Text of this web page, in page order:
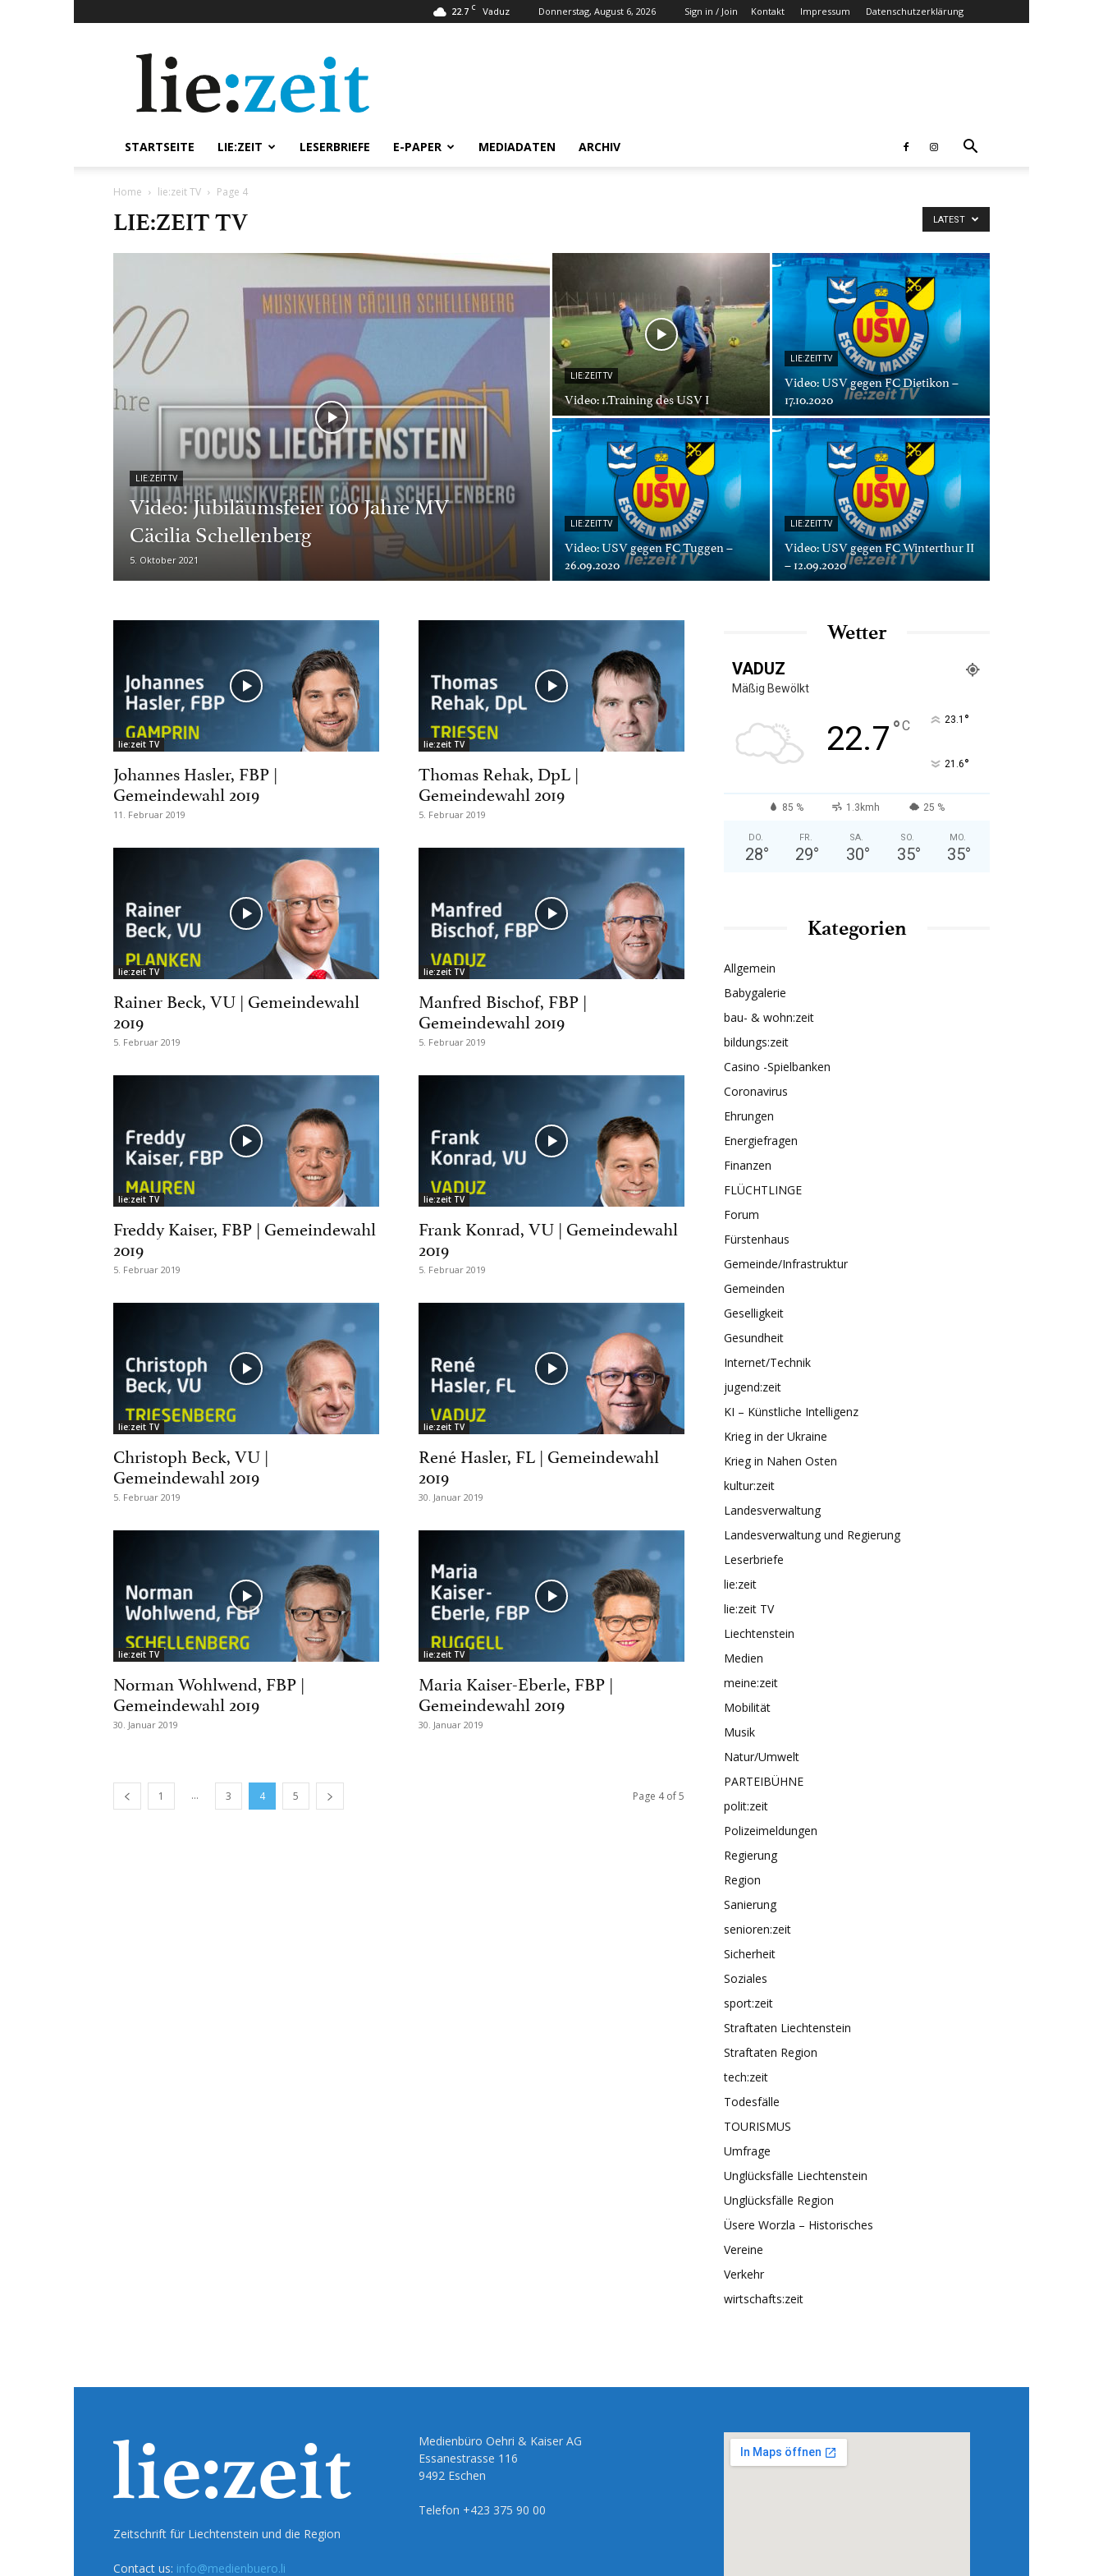
22.7 C Vaduz Donnerstag, August 6, 2026 Sign in / Join Kontakt Impressum Datenschutzerklärung
STARTSEITE LIE:ZEIT LESERBRIEFE E-PAPER MEDIADATEN ARCHIV
Home lie:zeit TV Page 4
LIE:ZEIT TV LATEST
LIE:ZEIT TV
Video: Jubiläumsfeier 100 Jahre MV
Cäcilia Schellenberg
5. Oktober 2021
LIE:ZEIT TV
Video: 1.Training des USV I
LIE:ZEIT TV
Video: USV gegen FC Dietikon –
17.10.2020
LIE:ZEIT TV
Video: USV gegen FC Tuggen –
26.09.2020
LIE:ZEIT TV
Video: USV gegen FC Winterthur II
– 12.09.2020
lie:zeit TV
Johannes Hasler, FBP |
Gemeindewahl 2019
11. Februar 2019
lie:zeit TV
Thomas Rehak, DpL |
Gemeindewahl 2019
5. Februar 2019
lie:zeit TV
Rainer Beck, VU | Gemeindewahl
2019
5. Februar 2019
lie:zeit TV
Manfred Bischof, FBP |
Gemeindewahl 2019
5. Februar 2019
lie:zeit TV
Freddy Kaiser, FBP | Gemeindewahl
2019
5. Februar 2019
lie:zeit TV
Frank Konrad, VU | Gemeindewahl
2019
5. Februar 2019
lie:zeit TV
Christoph Beck, VU |
Gemeindewahl 2019
5. Februar 2019
lie:zeit TV
René Hasler, FL | Gemeindewahl
2019
30. Januar 2019
lie:zeit TV
Norman Wohlwend, FBP |
Gemeindewahl 2019
30. Januar 2019
lie:zeit TV
Maria Kaiser-Eberle, FBP |
Gemeindewahl 2019
30. Januar 2019
1 ... 3 4 5 Page 4 of 5
Wetter
VADUZ
Mäßig Bewölkt
22.7°C 23.1 °
21.6°
85 % 1.3kmh 25 %
DO.
28°
FR.
29°
SA.
30°
SO.
35°
MO.
35°
Kategorien
Allgemein
Babygalerie
bau- & wohn:zeit
bildungs:zeit
Casino -Spielbanken
Coronavirus
Ehrungen
Energiefragen
Finanzen
FLÜCHTLINGE
Forum
Fürstenhaus
Gemeinde/Infrastruktur
Gemeinden
Geselligkeit
Gesundheit
Internet/Technik
jugend:zeit
KI – Künstliche Intelligenz
Krieg in der Ukraine
Krieg in Nahen Osten
kultur:zeit
Landesverwaltung
Landesverwaltung und Regierung
Leserbriefe
lie:zeit
lie:zeit TV
Liechtenstein
Medien
meine:zeit
Mobilität
Musik
Natur/Umwelt
PARTEIBÜHNE
polit:zeit
Polizeimeldungen
Regierung
Region
Sanierung
senioren:zeit
Sicherheit
Soziales
sport:zeit
Straftaten Liechtenstein
Straftaten Region
tech:zeit
Todesfälle
TOURISMUS
Umfrage
Unglücksfälle Liechtenstein
Unglücksfälle Region
Üsere Worzla – Historisches
Vereine
Verkehr
wirtschafts:zeit
Zeitschrift für Liechtenstein und die Region
Contact us: info@medienbuero.li
Medienbüro Oehri & Kaiser AG
Essanestrasse 116
9492 Eschen
Telefon +423 375 90 00